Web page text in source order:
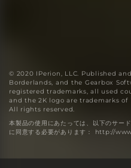
© 2020 IPerion, LLC. Published
Borderlands, and the Gearbox
registered trademarks, all used
and the 2K logo are trademarks
All rights reserved.
本製品の使用にあたっては、以下のサー
に同意する必要があります： http://